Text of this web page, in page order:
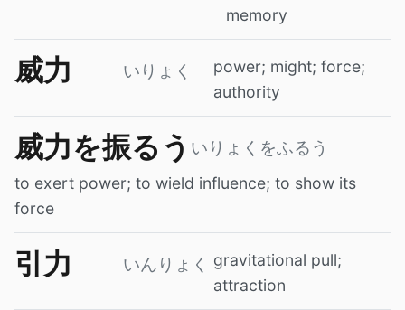
memory
威力 いりょく
power; might; force;
authority
威力を振るう いりょくをふるう
to exert power; to wield influence; to show its
force
引力 いんりょく
gravitational pull;
attraction